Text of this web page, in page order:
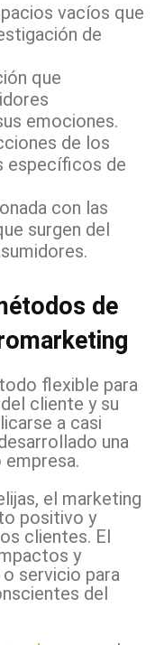
vacíos que
de
que
emociones.
de los
específicos de
con las
surgen del
de
flexible para
cliente y su
a casi
una
el marketing
positivo y
clientes. El
y
servicio para
del